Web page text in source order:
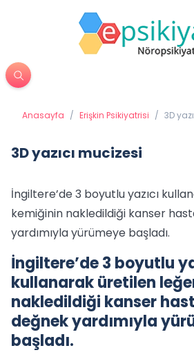
Anasayfa / Erişkin Psikiyatrisi / 3D
3D yazıcı mucizesi
İngiltere’de 3 boyutlu yazıcı
kemiğinin nakledildiği kanser
yardımıyla yürümeye başladı.
İngiltere’de 3 boyutlu
kullanarak üretilen
nakledildiği kanser
değnek yardımıyla
başladı.